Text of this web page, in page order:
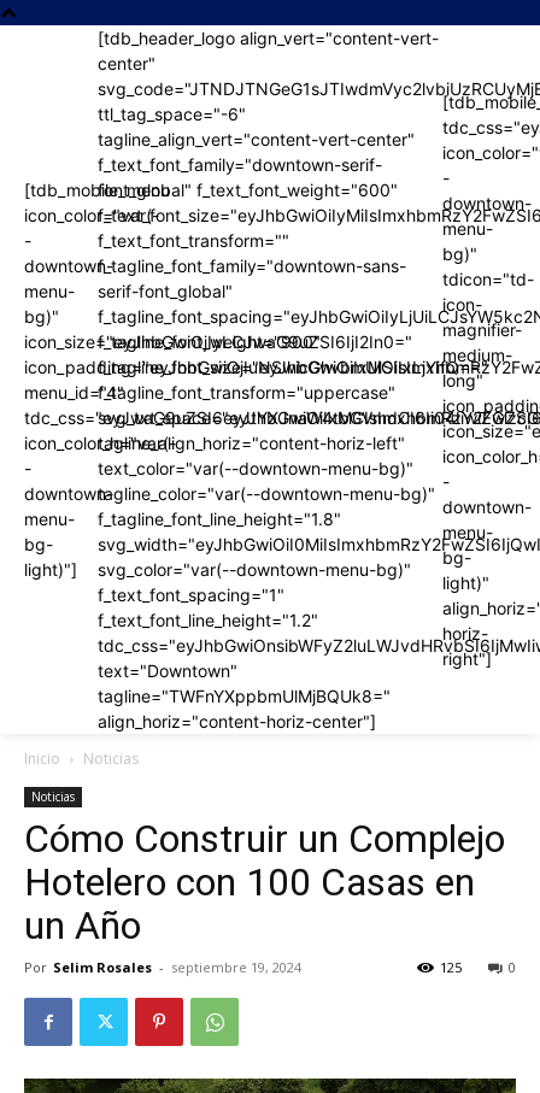
[tdb_mobile_menu
icon_color="var(-
-
downtown-
menu-
bg)"
icon_size="eyJhbGwiOjIyLCJwaG9uZSI6IjI2In0="
icon_padding="eyJhbGwiOjIuNSwicGhvbmUiOiIxLjYifQ=="
menu_id="4"
icon_color_h="var(-
-
downtown-
menu-
bg-
light)"]
[tdb_header_logo align_vert="content-vert-
center"
ttl_tag_space="-6"
tagline_align_vert="content-vert-center"
f_text_font_family="downtown-serif-
font_global" f_text_font_weight="600"
f_text_font_transform=""
f_tagline_font_family="downtown-sans-
serif-font_global"
f_tagline_font_weight="900"
f_tagline_font_transform="uppercase"
tagline_align_horiz="content-horiz-left"
text_color="var(--downtown-menu-bg)"
tagline_color="var(--downtown-menu-bg)"
f_tagline_font_line_height="1.8"
svg_color="var(--downtown-menu-bg)"
f_text_font_spacing="1"
f_text_font_line_height="1.2"
text="Downtown"
tagline="TWFnYXppbmUlMjBQUk8="
align_horiz="content-horiz-center"]
-
downtown-
menu-
bg)"
tdicon="td-
icon-
magnifier-
medium-
long"
-
downtown-
menu-
bg-
light)"
horiz-
right"]
Inicio Noticias
Noticias
Cómo Construir un Complejo
Hotelero con 100 Casas en
un Año
Por Selim Rosales - septiembre 19, 2024 0
125